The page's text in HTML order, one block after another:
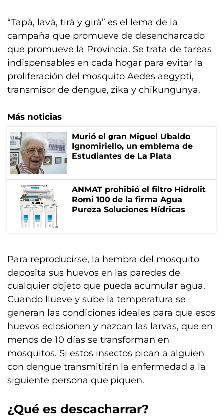
“Tapá, lavá, tirá y girá” es el lema de la
campaña que promueve de desencharcado
que promueve la Provincia. Se trata de tareas
indispensables en cada hogar para evitar la
proliferación del mosquito Aedes aegypti,
transmisor de dengue, zika y chikungunya.
Más noticias
Murió el gran Miguel Ubaldo
Ignomiriello, un emblema de
Estudiantes de La Plata
ANMAT prohibió el filtro Hidrolit
Romi 100 de la firma Agua
Pureza Soluciones Hídricas
Para reproducirse, la hembra del mosquito
deposita sus huevos en las paredes de
cualquier objeto que pueda acumular agua.
Cuando llueve y sube la temperatura se
generan las condiciones ideales para que esos
huevos eclosionen y nazcan las larvas, que en
menos de 10 días se transforman en
mosquitos. Si estos insectos pican a alguien
con dengue transmitirán la enfermedad a la
siguiente persona que piquen.
¿Qué es descacharrar?